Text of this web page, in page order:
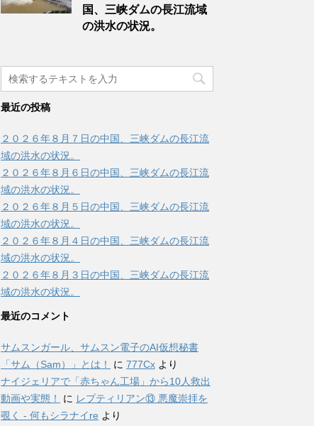
国、三峡ダムの長江流域
の洪水の状況。
最近の投稿
２０２６年８月７日の中国、三峡ダムの長江流
域の洪水の状況。
２０２６年８月６日の中国、三峡ダムの長江流
域の洪水の状況。
２０２６年８月５日の中国、三峡ダムの長江流
域の洪水の状況。
２０２６年８月４日の中国、三峡ダムの長江流
域の洪水の状況。
２０２６年８月３日の中国、三峡ダムの長江流
域の洪水の状況。
最近のコメント
サムスンガール、サムスン電子のAI仮想秘書
「サム（Sam）」とは！
に 777Cx より
ナイジェリアで「赤ちゃん工場」から10人救出
動画や実態！
に レプティリアン⑬ 悪魔崇拝を
覗く - 何もシラナイre より